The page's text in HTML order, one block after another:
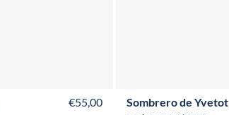
€55,00 Sombrero de Yvetot